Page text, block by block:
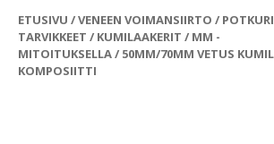
ETUSIVU /VENEEN VOIMANSIIRTO /
TARVIKKEET / KUMILAAKERIT / MM -
MITOITUKSELLA/ 50MM/70MM VETUS
KOMPOSIITTI